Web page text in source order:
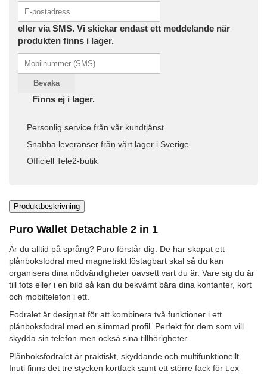
eller via SMS. Vi skickar endast ett meddelande när
produkten finns i lager.
Bevaka
Finns ej i lager.
Personlig service från vår kundtjänst
Snabba leveranser från vårt lager i Sverige
Officiell Tele2-butik
Produktbeskrivning
Puro Wallet Detachable 2 in 1
Är du alltid på språng? Puro förstår dig. De har skapat ett
plånboksfodral med magnetiskt löstagbart skal så du kan
organisera dina nödvändigheter oavsett vart du är. Vare sig du är
till fots eller i en bild så kan du bekvämt bära dina kontanter, kort
och mobiltelefon i ett.
Fodralet är designat för att kombinera två funktioner i ett
plånboksfodral med en slimmad profil. Perfekt för dem som vill
skydda sin telefon men också sina tillhörigheter.
Plånboksfodralet är praktiskt, skyddande och multifunktionellt.
Inuti finns det tre stycken kortfack samt ett större fack för t.ex